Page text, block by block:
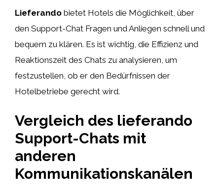
Lieferando bietet Hotels die Möglichkeit, über
den Support-Chat Fragen und Anliegen schnell und
bequem zu klären. Es ist wichtig, die Effizienz und
Reaktionszeit des Chats zu analysieren, um
festzustellen, ob er den Bedürfnissen der
Hotelbetriebe gerecht wird.
Vergleich des lieferando
Support-Chats mit
anderen
Kommunikationskanälen